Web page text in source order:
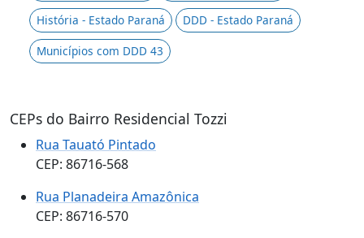
História - Estado Paraná
DDD - Estado Paraná
Municípios com DDD 43
CEPs do Bairro Residencial Tozzi
Rua Tauató Pintado
CEP: 86716-568
Rua Planadeira Amazônica
CEP: 86716-570